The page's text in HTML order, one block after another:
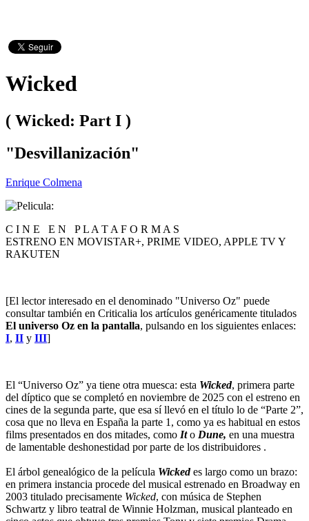
Wicked
( Wicked: Part I )
"Desvillanización"
Enrique Colmena
C I N E E N P L A T A F O R M A S
ESTRENO EN MOVISTAR+, PRIME VIDEO, APPLE TV Y
RAKUTEN
[El lector interesado en el denominado "Universo Oz" puede
consultar también en Criticalia los artículos genéricamente titulados
El universo Oz en la pantalla, pulsando en los siguientes enlaces:
I, II y III]
El “Universo Oz” ya tiene otra muesca: esta Wicked, primera parte
del díptico que se completó en noviembre de 2025 con el estreno en
cines de la segunda parte, que esa sí llevó en el título lo de “Parte 2”,
cosa que no lleva en España la parte 1, como ya es habitual en estos
films presentados en dos mitades, como Ito Dune, en una muestra
de lamentable deshonestidad por parte de los distribuidores .
El árbol genealógico de la película Wicked es largo como un brazo:
en primera instancia procede del musical estrenado en Broadway en
2003 titulado precisamente Wicked, con música de Stephen
Schwartz y libro teatral de Winnie Holzman, musical planteado en